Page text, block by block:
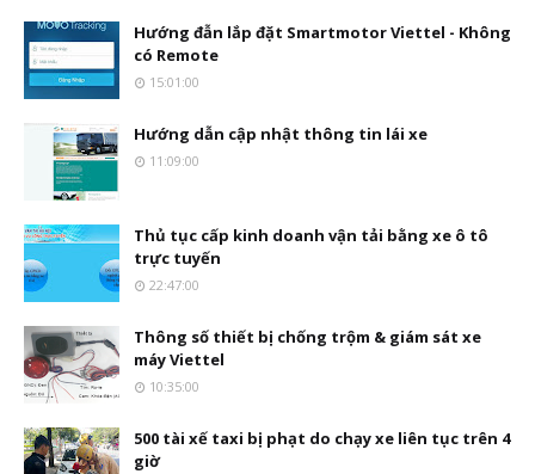
Hướng đẫn lắp đặt Smartmotor Viettel - Không
có Remote
15:01:00
Hướng dẫn cập nhật thông tin lái xe
11:09:00
Thủ tục cấp kinh doanh vận tải bằng xe ô tô
trực tuyến
22:47:00
Thông số thiết bị chống trộm & giám sát xe
máy Viettel
10:35:00
500 tài xế taxi bị phạt do chạy xe liên tục trên 4
giờ